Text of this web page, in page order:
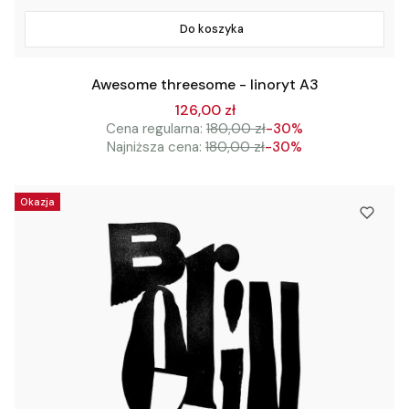
Do koszyka
Awesome threesome - linoryt A3
126,00 zł
Cena regularna: 180,00 zł-30%
Najniższa cena: 180,00 zł-30%
Okazja